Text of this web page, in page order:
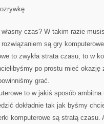
czas? W takim razie
są gry
to zwykła strata czasu, to w
po prostu mieć okazję
grać.
to w jakiś sposób
dokładnie tak jak byśmy
komputerowe są stratą czasu.